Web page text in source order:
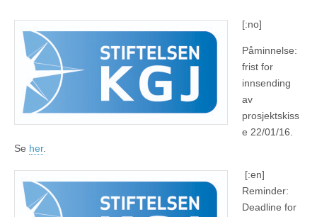
[:no]
Påminnelse:
frist for
innsending
av
prosjektskiss
e 22/01/16.
Se her.
[:en]
Reminder:
Deadline for